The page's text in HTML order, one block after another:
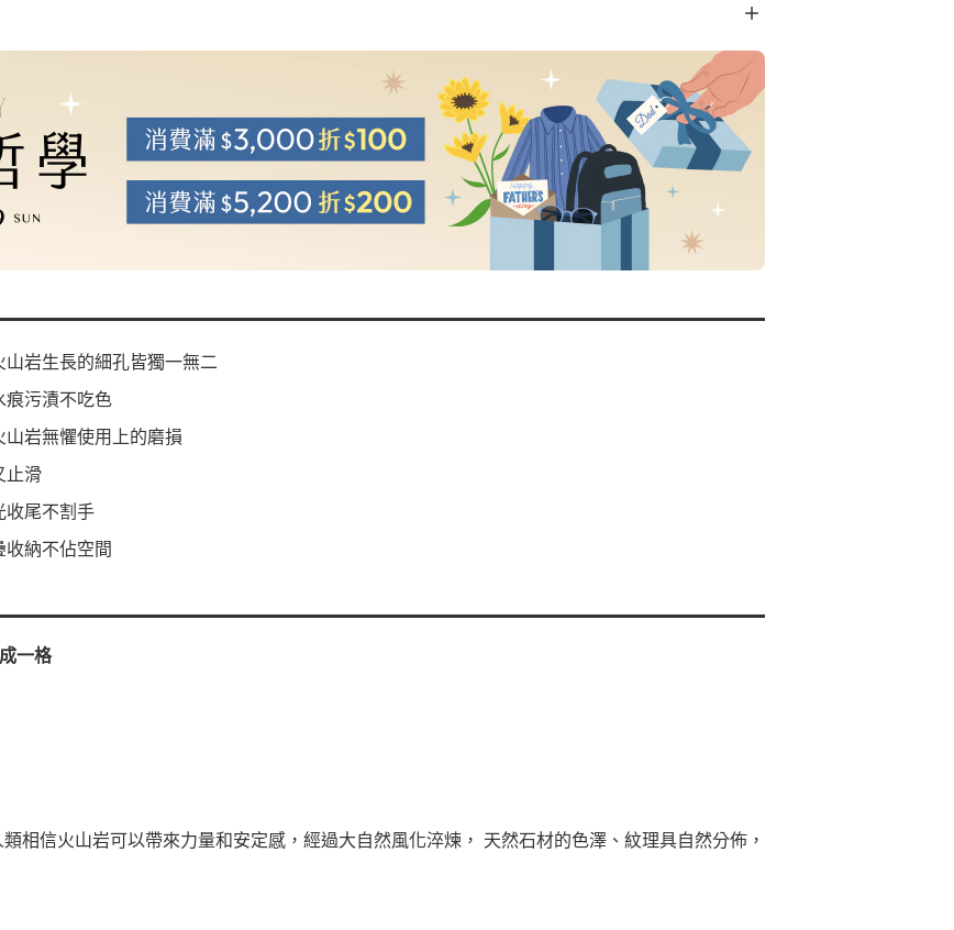
岩生長的細孔皆獨一無二
痕污漬不吃色
岩無懼使用上的磨損
止滑
收尾不割手
納不佔空間
一格
相信火山岩可以帶來力量和安定感，經過大自然風化淬煉， 天然石材的色澤、紋理具自然分佈，